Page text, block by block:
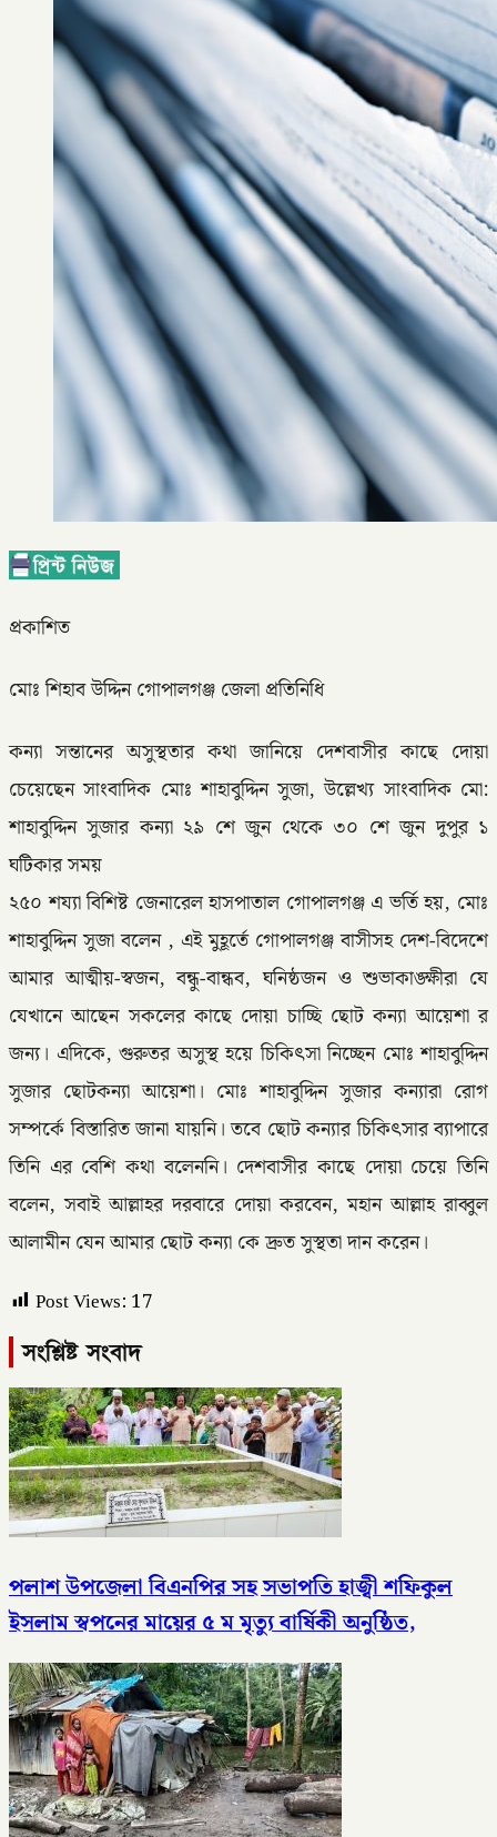
প্রকাশিত
মোঃ শিহাব উদ্দিন গোপালগঞ্জ জেলা প্রতিনিধি
কন্যা সন্তানের অসুস্থতার কথা জানিয়ে দেশবাসীর কাছে দোয়া
চেয়েছেন সাংবাদিক মোঃ শাহাবুদ্দিন সুজা, উল্লেখ্য সাংবাদিক মো:
শাহাবুদ্দিন সুজার কন্যা ২৯ শে জুন থেকে ৩০ শে জুন দুপুর ১
ঘটিকার সময়
২৫০ শয্যা বিশিষ্ট জেনারেল হাসপাতাল গোপালগঞ্জ এ ভর্তি হয়, মোঃ
শাহাবুদ্দিন সুজা বলেন , এই মুহূর্তে গোপালগঞ্জ বাসীসহ দেশ-বিদেশে
আমার আত্মীয়-স্বজন, বন্ধু-বান্ধব, ঘনিষ্ঠজন ও শুভাকাঙ্ক্ষীরা যে
যেখানে আছেন সকলের কাছে দোয়া চাচ্ছি ছোট কন্যা আয়েশা র
জন্য। এদিকে, গুরুতর অসুস্থ হয়ে চিকিৎসা নিচ্ছেন মোঃ শাহাবুদ্দিন
সুজার ছোটকন্যা আয়েশা। মোঃ শাহাবুদ্দিন সুজার কন্যারা রোগ
সম্পর্কে বিস্তারিত জানা যায়নি। তবে ছোট কন্যার চিকিৎসার ব্যাপারে
তিনি এর বেশি কথা বলেননি। দেশবাসীর কাছে দোয়া চেয়ে তিনি
বলেন, সবাই আল্লাহর দরবারে দোয়া করবেন, মহান আল্লাহ রাব্বুল
আলামীন যেন আমার ছোট কন্যা কে দ্রুত সুস্থতা দান করেন।
Post Views: 17
সংশ্লিষ্ট সংবাদ
পলাশ উপজেলা বিএনপির সহ সভাপতি হাজ্বী শফিকুল
ইসলাম স্বপনের মায়ের ৫ ম মৃত্যু বার্ষিকী অনুষ্ঠিত,